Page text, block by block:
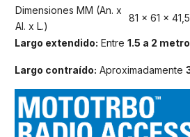
Dimensiones MM (An. x
Al. x L.)
81 x 61 x 41,5
Largo extendido: Entre 1.5 a 2
Largo contraído: Aproximadamente